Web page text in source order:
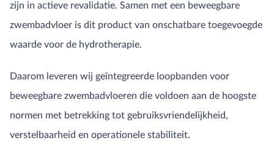
zijn in actieve revalidatie. Samen met een beweegbare
zwembadvloer is dit product van onschatbare toegevoegde
waarde voor de hydrotherapie.
Daarom leveren wij geïntegreerde loopbanden voor
beweegbare zwembadvloeren die voldoen aan de hoogste
normen met betrekking tot gebruiksvriendelijkheid,
verstelbaarheid en operationele stabiliteit.